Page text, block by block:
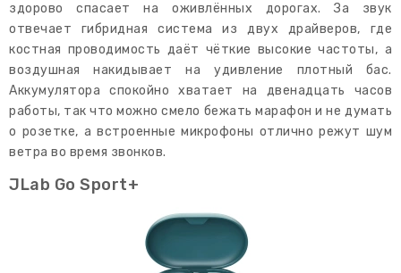
здорово спасает на оживлённых дорогах. За звук
отвечает гибридная система из двух драйверов, где
костная проводимость даёт чёткие высокие частоты, а
воздушная накидывает на удивление плотный бас.
Аккумулятора спокойно хватает на двенадцать часов
работы, так что можно смело бежать марафон и не думать
о розетке, а встроенные микрофоны отлично режут шум
ветра во время звонков.
JLab Go Sport+